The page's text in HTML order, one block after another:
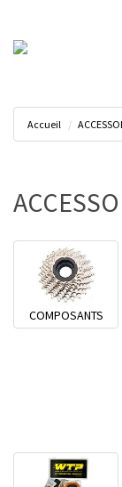
Accueil
COMPOSANTS